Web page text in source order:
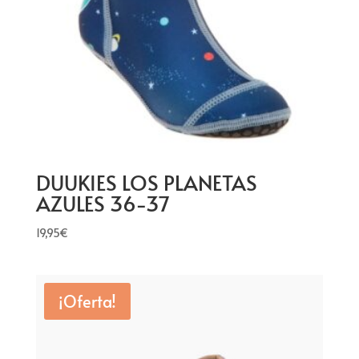
DUUKIES LOS PLANETAS
AZULES 36-37
19,95€
¡Oferta!